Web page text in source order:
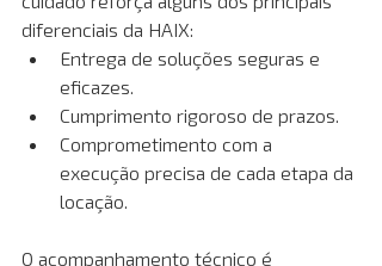
diferenciais da HAIX:
Entrega de soluções seguras e
eficazes.
Cumprimento rigoroso de prazos.
Comprometimento com a
execução precisa de cada etapa da
locação.
O acompanhamento técnico é